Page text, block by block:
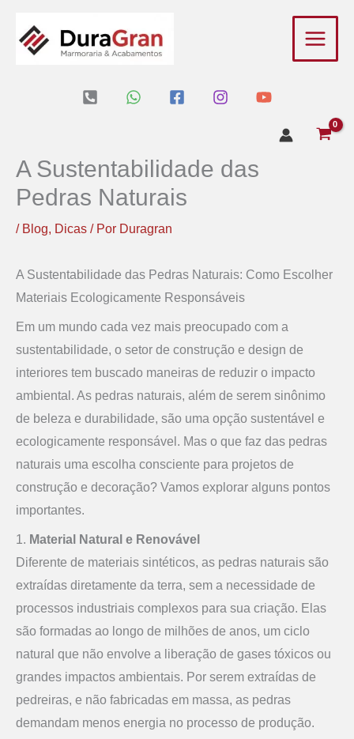
para
A Sustentabilidade das
Pedras Naturais
/ Blog, Dicas / Por Duragran
A Sustentabilidade das Pedras Naturais: Como Escolher
Materiais Ecologicamente Responsáveis
Em um mundo cada vez mais preocupado com a
sustentabilidade, o setor de construção e design de
interiores tem buscado maneiras de reduzir o impacto
ambiental. As pedras naturais, além de serem sinônimo
de beleza e durabilidade, são uma opção sustentável e
ecologicamente responsável. Mas o que faz das pedras
naturais uma escolha consciente para projetos de
construção e decoração? Vamos explorar alguns pontos
importantes.
1. Material Natural e Renovável
Diferente de materiais sintéticos, as pedras naturais são
extraídas diretamente da terra, sem a necessidade de
processos industriais complexos para sua criação. Elas
são formadas ao longo de milhões de anos, um ciclo
natural que não envolve a liberação de gases tóxicos ou
grandes impactos ambientais. Por serem extraídas de
pedreiras, e não fabricadas em massa, as pedras
demandam menos energia no processo de produção.